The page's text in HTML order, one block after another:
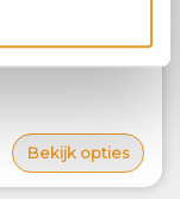
Bekijk opties